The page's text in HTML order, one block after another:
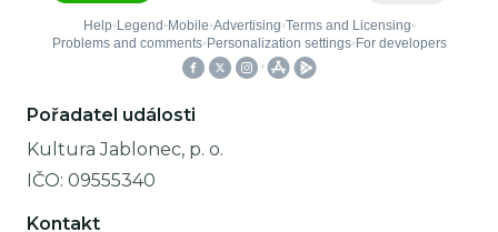
Pořadatel události
Kultura Jablonec, p. o.
IČO: 09555340
Kontakt